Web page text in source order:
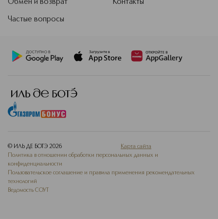
Обмен и возврат
Частые вопросы
Контакты
© ИЛЬ ДЕ БОТЭ 2026
Карта сайта
Политика в отношении обработки персональных данных и
конфиденциальности
Пользовательское соглашение и правила применения рекомендательных
технологий
Ведомость СОУТ